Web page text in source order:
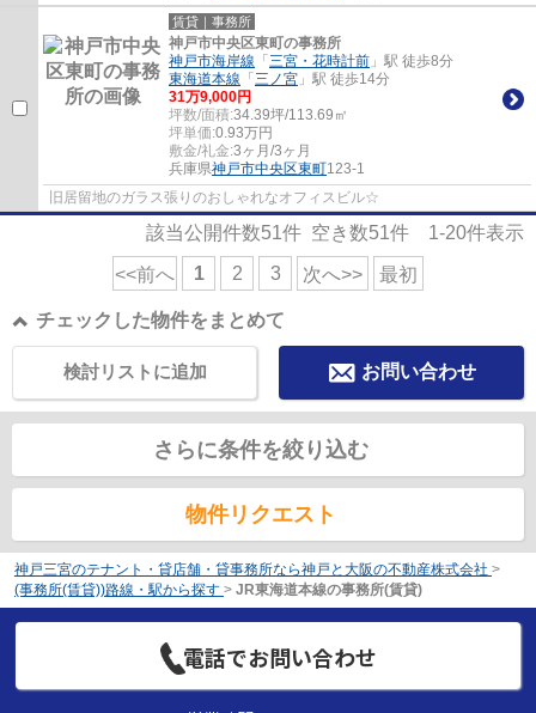
賃貸｜事務所
神戸市中央区東町の事務所
神戸市海岸線 「 三宮・花時計前 」駅 徒歩8分
東海道本線 「 三ノ宮 」駅 徒歩14分
31万9,000円
坪数/面積:34.39坪/113.69㎡
坪単価:0.93万円
敷金/礼金:3ヶ月/3ヶ月
兵庫県神戸市中央区東町123-1
旧居留地のガラス張りのおしゃれなオフィスビル☆
該当公開件数51件 空き数51件 1-20件表示
<<前へ 1 2 3 次へ>> 最初
チェックした物件をまとめて
お問い合わせ
検討リストに追加
さらに条件を絞り込む
物件リクエスト
神戸三宮のテナント・貸店舗・貸事務所なら神戸と大阪の不動産株式会社 >
(事務所(賃貸))路線・駅から探す > JR東海道本線の事務所(賃貸)
電話でお問い合わせ